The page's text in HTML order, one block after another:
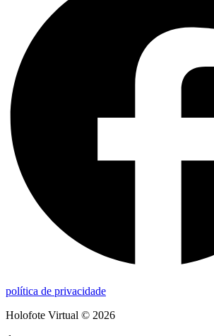
política de privacidade
Holofote Virtual © 2026